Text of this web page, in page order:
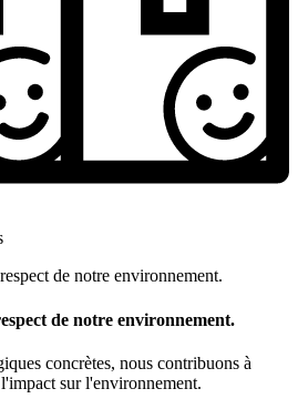
de notre environnement.
concrètes, nous contribuons à
sur l'environnement.